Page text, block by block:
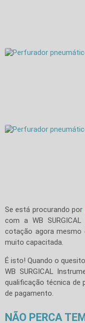
Se está procurando por
com a WB
cotação agora mesmo
muito capacitada.
É isto! Quando o
WB SURGICAL
qualificação técnica de
de pagamento.
NÃO PERCA